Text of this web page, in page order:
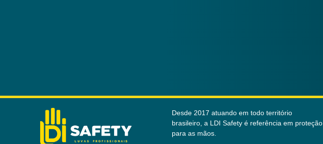
Desde 2017 atuando em todo território
brasileiro, a LDI Safety é referência em proteção
para as mãos.